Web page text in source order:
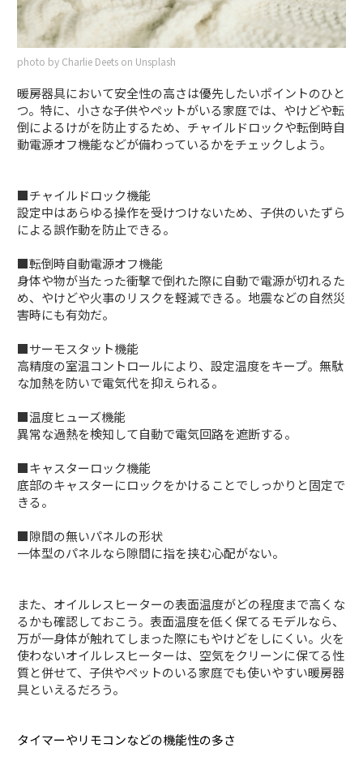
photo by Charlie Deets on Unsplash
暖房器具において安全性の高さは優先したいポイントのひと
つ。特に、小さな子供やペットがいる家庭では、やけどや転
倒によるけがを防止するため、チャイルドロックや転倒時自
動電源オフ機能などが備わっているかをチェックしよう。
■チャイルドロック機能
設定中はあらゆる操作を受けつけないため、子供のいたずら
による誤作動を防止できる。
■転倒時自動電源オフ機能
身体や物が当たった衝撃で倒れた際に自動で電源が切れるた
め、やけどや火事のリスクを軽減できる。地震などの自然災
害時にも有効だ。
■サーモスタット機能
高精度の室温コントロールにより、設定温度をキープ。無駄
な加熱を防いで電気代を抑えられる。
■温度ヒューズ機能
異常な過熱を検知して自動で電気回路を遮断する。
■キャスターロック機能
底部のキャスターにロックをかけることでしっかりと固定で
きる。
■隙間の無いパネルの形状
一体型のパネルなら隙間に指を挟む心配がない。
また、オイルレスヒーターの表面温度がどの程度まで高くな
るかも確認しておこう。表面温度を低く保てるモデルなら、
万が一身体が触れてしまった際にもやけどをしにくい。火を
使わないオイルレスヒーターは、空気をクリーンに保てる性
質と併せて、子供やペットのいる家庭でも使いやすい暖房器
具といえるだろう。
タイマーやリモコンなどの機能性の多さ